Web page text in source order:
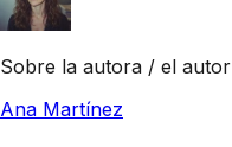
Sobre la autora / el autor
Ana Martínez